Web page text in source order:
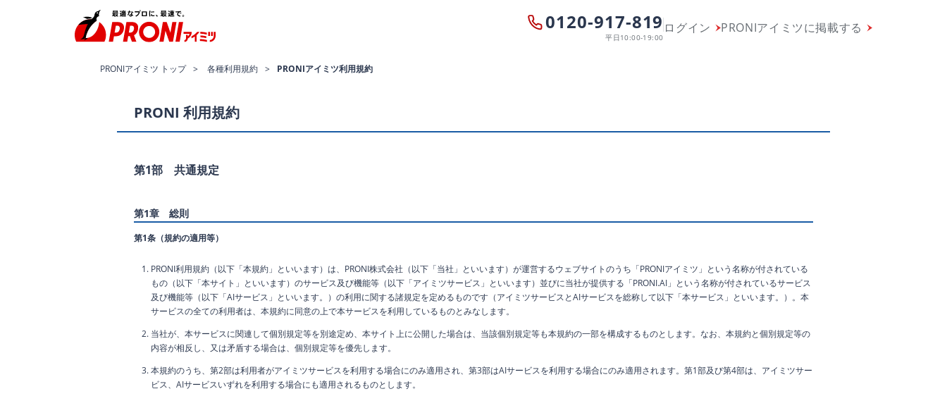
0120-917-819
平日10:00-19:00
PRONIアイミツに掲載する
ログイン
PRONIアイミツ トップ 各種利用規約 PRONIアイミツ利用規約
PRONI 利用規約
第1部 共通規定
第1章 総則
第1条（規約の適用等）
PRONI利用規約（以下「本規約」といいます）は、PRONI株式会社（以下「当社」といいます）が運営するウェブサイトのうち「PRONIアイミツ」という名称が付されている
もの（以下「本サイト」といいます）のサービス及び機能等（以下「アイミツサービス」といいます）並びに当社が提供する「PRONI.AI」という名称が付されているサービス
及び機能等（以下「AIサービス」といいます。）の利用に関する諸規定を定めるものです（アイミツサービスとAIサービスを総称して以下「本サービス」といいます。）。本
サービスの全ての利用者は、本規約に同意の上で本サービスを利用しているものとみなします。
当社が、本サービスに関連して個別規定等を別途定め、本サイト上に公開した場合は、当該個別規定等も本規約の一部を構成するものとします。なお、本規約と個別規定等の
内容が相反し、又は矛盾する場合は、個別規定等を優先します。
本規約のうち、第2部は利用者がアイミツサービスを利用する場合にのみ適用され、第3部はAIサービスを利用する場合にのみ適用されます。第1部及び第4部は、アイミツサー
ビス、AIサービスいずれを利用する場合にも適用されるものとします。